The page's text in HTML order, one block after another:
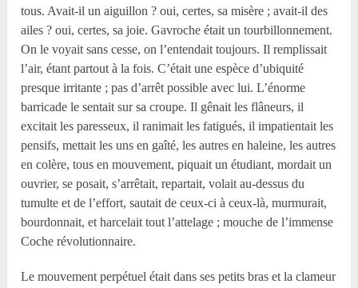
tous. Avait-il un aiguillon ? oui, certes, sa misère ; avait-il des
ailes ? oui, certes, sa joie. Gavroche était un tourbillonnement.
On le voyait sans cesse, on l’entendait toujours. Il remplissait
l’air, étant partout à la fois. C’était une espèce d’ubiquité
presque irritante ; pas d’arrêt possible avec lui. L’énorme
barricade le sentait sur sa croupe. Il gênait les flâneurs, il
excitait les paresseux, il ranimait les fatigués, il impatientait les
pensifs, mettait les uns en gaîté, les autres en haleine, les autres
en colère, tous en mouvement, piquait un étudiant, mordait un
ouvrier, se posait, s’arrêtait, repartait, volait au-dessus du
tumulte et de l’effort, sautait de ceux-ci à ceux-là, murmurait,
bourdonnait, et harcelait tout l’attelage ; mouche de l’immense
Coche révolutionnaire.
Le mouvement perpétuel était dans ses petits bras et la clameur